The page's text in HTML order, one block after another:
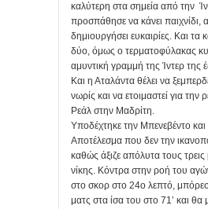
καλύτερη στα σημεία από την
προσπάθησε να κάνει παιχνίδι,
δημιουργήσει ευκαιρίες. Και τα
δύο, όμως ο τερματοφύλακας
αμυντική γραμμή της Ίντερ της
Και η Αταλάντα θέλει να
νωρίς και να ετοιμαστεί για την
Ρεάλ στην Μαδρίτη.
Υποδέχτηκε την Μπενεβέντο και
Αποτέλεσμα που δεν την
καθώς άξιζε απόλυτα τους
νίκης. Κόντρα στην ροή του
στο σκορ στο 24ο λεπτό,
ματς στα ίσα του στο 71’ και